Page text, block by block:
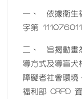
一、 依據衛生
字第
二、 旨揭動畫
導方式及導盲犬
障礙者社會環境
福利部 CRPD